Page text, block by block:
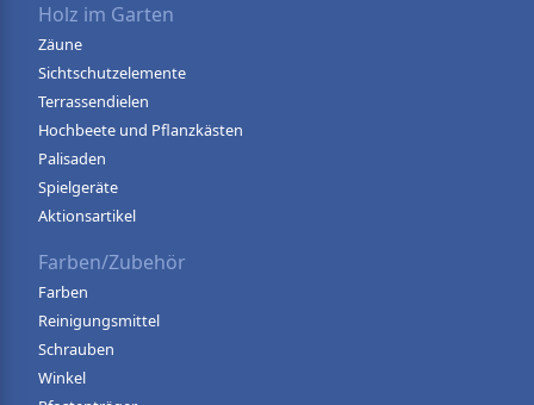
Holz im Garten
Zäune
Sichtschutzelemente
Terrassendielen
Hochbeete und Pflanzkästen
Palisaden
Spielgeräte
Aktionsartikel
Farben/Zubehör
Farben
Reinigungsmittel
Schrauben
Winkel